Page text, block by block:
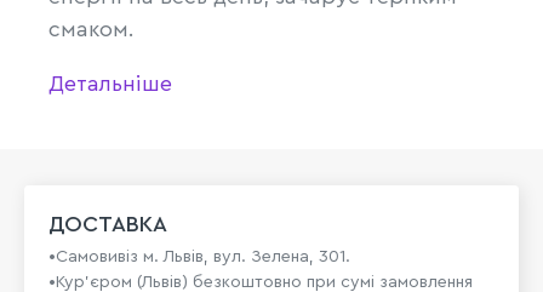
смаком.
Детальніше
ДОСТАВКА
•Самовивіз м. Львів, вул. Зелена, 301.
•Кур'єром (Львів) безкоштовно при сумі замовлення